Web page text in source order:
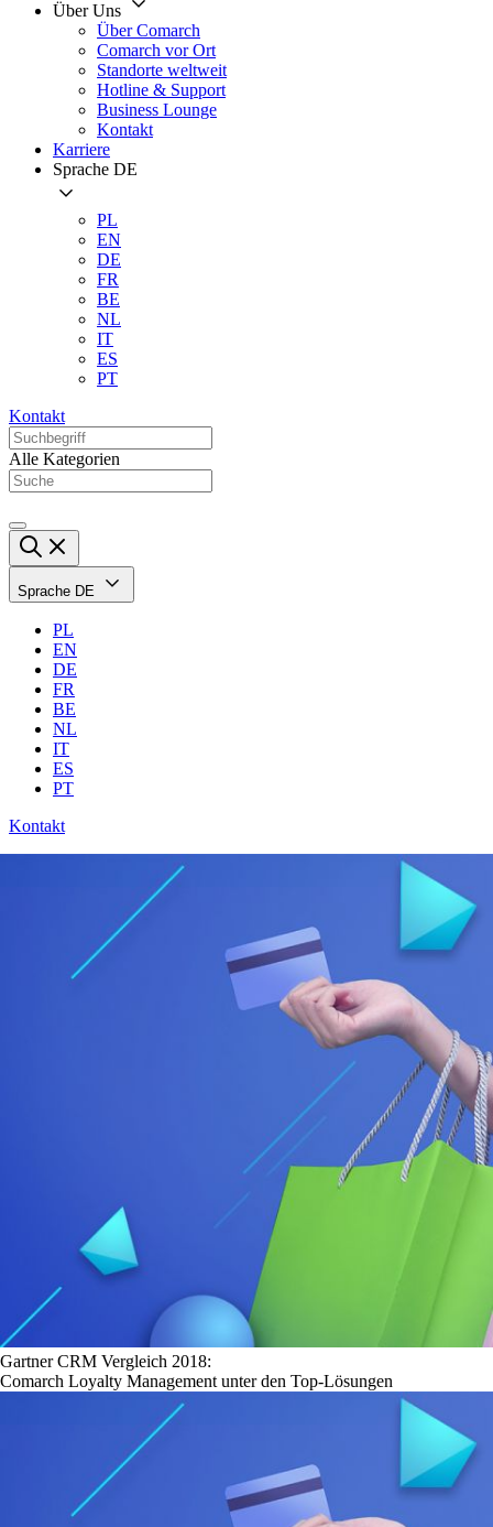
Über Uns
Über Comarch
Comarch vor Ort
Standorte weltweit
Hotline & Support
Business Lounge
Kontakt
Karriere
Sprache DE
PL
EN
DE
FR
BE
NL
IT
ES
PT
Kontakt
Alle Kategorien
Sprache DE
PL
EN
DE
FR
BE
NL
IT
ES
PT
Kontakt
Gartner CRM Vergleich 2018:
Comarch Loyalty Management unter den Top-Lösungen